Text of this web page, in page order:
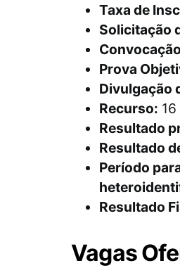
Taxa de
Solicitação
Prova
Divulgação
Recurso:
Resultado
Resultado
Período
Resultado
Vagas